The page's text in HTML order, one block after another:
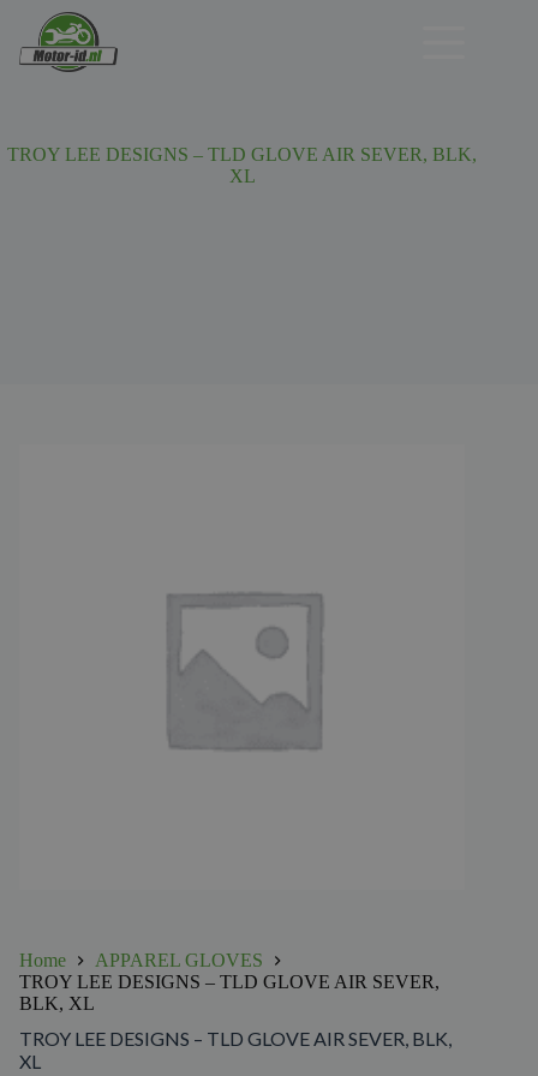
TROY LEE DESIGNS – TLD GLOVE AIR SEVER, BLK,
XL
Home
APPAREL GLOVES
TROY LEE DESIGNS – TLD GLOVE AIR SEVER,
BLK, XL
TROY LEE DESIGNS – TLD GLOVE AIR SEVER, BLK,
XL